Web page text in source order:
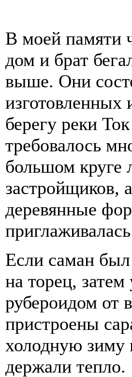
В моей памяти
дом и брат
выше. Они
изготовленных
берегу реки
требовалось
большом
застройщиков,
деревянные
Если саман был
на торец,
рубероидом
пристроены
холодную
держали тепло.